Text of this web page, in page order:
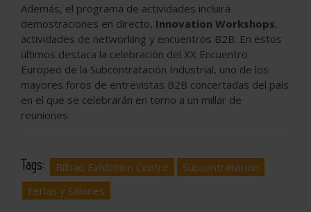
Además, el programa de actividades incluirá
demostraciones en directo, Innovation Workshops,
actividades de networking y encuentros B2B. En estos
últimos destaca la celebración del XX Encuentro
Europeo de la Subcontratación Industrial, uno de los
mayores foros de entrevistas B2B concertadas del país
en el que se celebrarán en torno a un millar de
reuniones.
Tags: Bilbao Exhibition Centre
Subcontratación
Ferias y Salones